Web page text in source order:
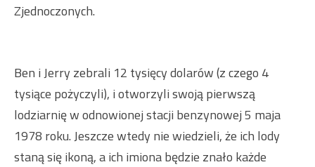
Zjednoczonych.
Ben i Jerry zebrali 12 tysięcy dolarów (z czego 4
tysiące pożyczyli), i otworzyli swoją pierwszą
lodziarnię w odnowionej stacji benzynowej 5 maja
1978 roku. Jeszcze wtedy nie wiedzieli, że ich lody
staną się ikoną, a ich imiona będzie znało każde